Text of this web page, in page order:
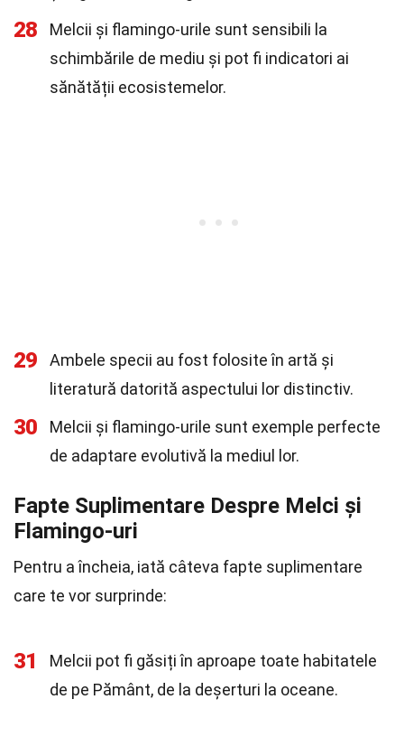
28
Melcii și flamingo-urile sunt sensibili la
schimbările de mediu și pot fi indicatori ai
sănătății ecosistemelor.
29
Ambele specii au fost folosite în artă și
literatură datorită aspectului lor distinctiv.
30
Melcii și flamingo-urile sunt exemple perfecte
de adaptare evolutivă la mediul lor.
Fapte Suplimentare Despre Melci și
Flamingo-uri
Pentru a încheia, iată câteva fapte suplimentare
care te vor surprinde:
31
Melcii pot fi găsiți în aproape toate habitatele
de pe Pământ, de la deșerturi la oceane.